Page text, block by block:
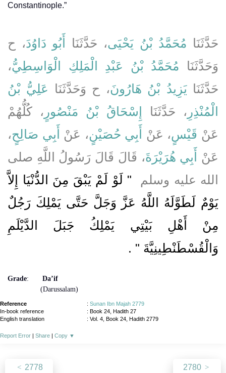
Constantinople.”
حَدَّثَنَا مُحَمَّدُ بْنُ يَحْيَى، حَدَّثَنَا أَبُو دَاوُدَ، ح
وَحَدَّثَنَا مُحَمَّدُ بْنُ عَبْدِ الْمَلِكِ الْوَاسِطِيُّ،
حَدَّثَنَايَزِيدُ بْنُ هَارُونَ، ح وَحَدَّثَنَا عَلِيُّ بْنُ
الْمُنْذِرِ ، حَدَّثَنَا إِسْحَاقُ بْنُ مَنْصُورٍ ، كُلُّهُمْ
عَنْ قَيْسٍ، عَنْ أَبِي حُصَيْنٍ، عَنْ أَبِي صَالِحٍ،
عَنْ
أَبِي هُرَيْرَةَ، قَالَ قَالَ رَسُولُ اللَّهِ صلى
الله عليه وسلم ‏
"‏ لَوْ لَمْ يَبْقَ مِنَ الدُّنْيَا إِلاَّ
يَوْمٌ لَطَوَّلَهُ اللَّهُ عَزَّ وَجَلَّ حَتَّى يَمْلِكَ رَجُلٌ
مِنْ أَهْلِ بَيْتِي يَمْلِكُ جَبَلَ الدَّيْلَمِ
وَالْقُسْطَنْطِينِيَّةَ ‏" ‏ ‏.‏
Grade:
Da’if
(Darussalam)
Reference : Sunan Ibn Majah 2779
In-book reference
: Book 24, Hadith 27
English translation
: Vol. 4, Book 24, Hadith 2779
Report Error | Share | Copy ▼
2778 2780